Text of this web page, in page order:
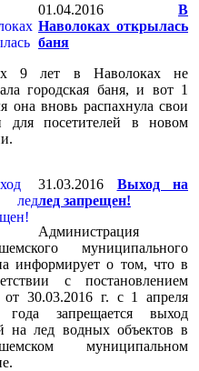
01.04.2016
В
Наволоках открылась
баня
9 лет в Наволоках не
городская баня, и вот 1
она вновь распахнула свои
для посетителей в новом
31.03.2016
Выход на
лед запрещен!
Администрация
муниципального
информирует о том, что в
с постановлением
30.03.2016 г. с 1 апреля
года запрещается выход
на лед водных объектов в
муниципальном